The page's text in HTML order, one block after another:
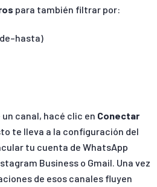
para también filtrar por:
canal, hacé clic en Conectar
te lleva a la configuración del
tu cuenta de WhatsApp
Business o Gmail. Una vez
de esos canales fluyen